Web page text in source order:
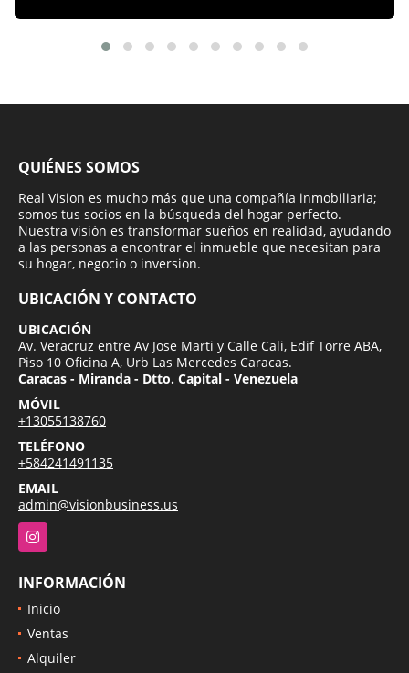
QUIÉNES SOMOS
Real Vision es mucho más que una compañía inmobiliaria;
somos tus socios en la búsqueda del hogar perfecto.
Nuestra visión es transformar sueños en realidad, ayudando
a las personas a encontrar el inmueble que necesitan para
su hogar, negocio o inversion.
UBICACIÓN Y CONTACTO
UBICACIÓN
Av. Veracruz entre Av Jose Marti y Calle Cali, Edif Torre ABA,
Piso 10 Oficina A, Urb Las Mercedes Caracas.
Caracas - Miranda - Dtto. Capital - Venezuela
MÓVIL
+13055138760
TELÉFONO
+584241491135
EMAIL
admin@visionbusiness.us
Instagram
INFORMACIÓN
Inicio
Ventas
Alquiler